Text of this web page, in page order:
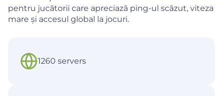
pentru jucătorii care apreciază ping-ul scăzut, viteza
mare și accesul global la jocuri.
1260 servers